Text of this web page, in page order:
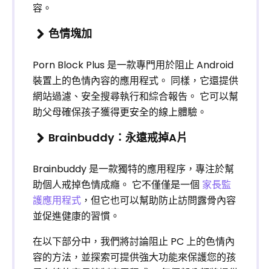
容。
色情塊加
Porn Block Plus 是一款專門用於阻止 Android
裝置上的色情內容的應用程式。 同樣，它還提供
網站過濾、安全搜尋執行和綜合報告。 它可以幫
助父母確保孩子獲得更安全的線上體驗。
Brainbuddy：永遠戒掉A片
Brainbuddy 是一款獨特的應用程序，專注於幫
助個人戒掉色情成癮。 它不僅僅是一個 家長監
護應用程式 ，但它也可以幫助防止訪問露骨內容
並促進健康的習慣。
在以下部分中，我們將討論阻止 PC 上的色情內
容的方法，並探索可提供強大功能來保護您的孩